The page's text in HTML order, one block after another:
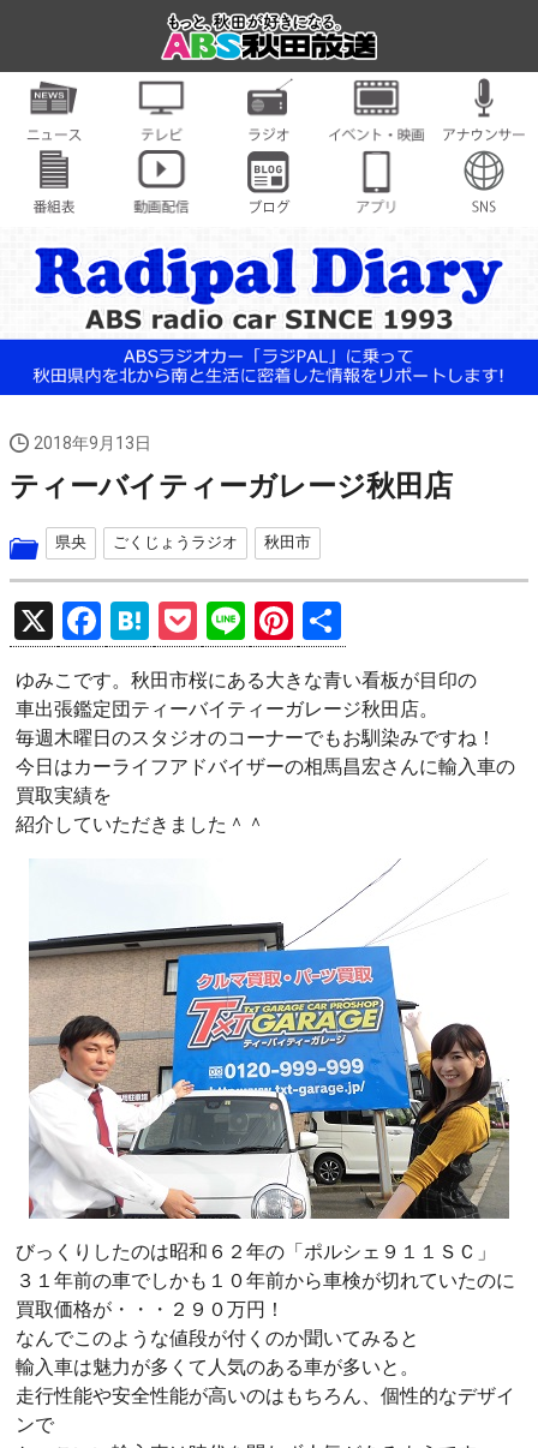
2018年9月13日
ティーバイティーガレージ秋田店
県央 ごくじょうラジオ 秋田市
X
F
a
ce
b
o
o
H
at
e
n
a
P
o
ck
et
Li
n
e
Pi
nt
er
es
t
有
ゆみこです。秋田市桜にある大きな青い看板が目印の
車出張鑑定団ティーバイティーガレージ秋田店。
毎週木曜日のスタジオのコーナーでもお馴染みですね！
今日はカーライフアドバイザーの相馬昌宏さんに輸入車の
買取実績を
紹介していただきました＾＾
びっくりしたのは昭和６２年の「ポルシェ９１１ＳＣ」
３１年前の車でしかも１０年前から車検が切れていたのに
買取価格が・・・２９０万円！
なんでこのような値段が付くのか聞いてみると
輸入車は魅力が多くて人気のある車が多いと。
走行性能や安全性能が高いのはもちろん、個性的なデザイ
ンで